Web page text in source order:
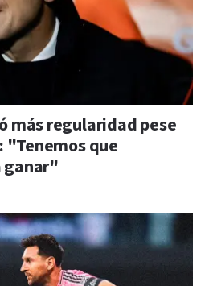
más regularidad pese
"Tenemos que
ganar"